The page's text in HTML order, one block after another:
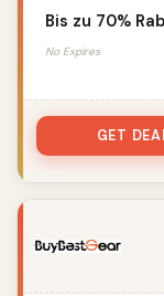
Bis zu 70%
No Expires
GET